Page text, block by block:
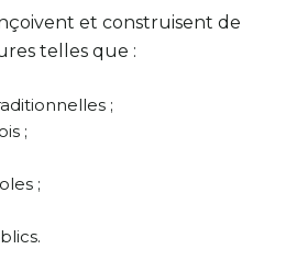
et construisent de
telles que :
;
;
;